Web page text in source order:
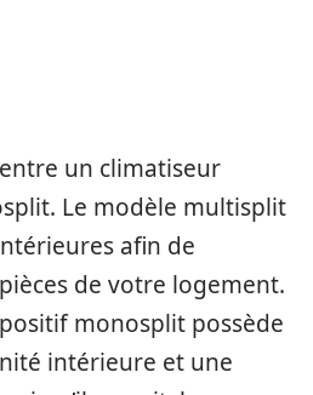
un climatiseur
Le modèle multisplit
afin de
de votre logement.
monosplit possède
intérieure et une